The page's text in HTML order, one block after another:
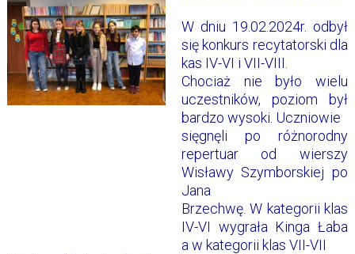
W dniu 19.02.2024r. odbył
się konkurs recytatorski dla
kas IV-VI i VII-VIII.
Chociaż nie było wielu
uczestników, poziom był
bardzo wysoki. Uczniowie
sięgnęli po różnorodny
repertuar od wierszy
Wisławy Szymborskiej po
Jana
Brzechwę. W kategorii klas
IV-VI wygrała Kinga Łaba
a w kategorii klas VII-VII